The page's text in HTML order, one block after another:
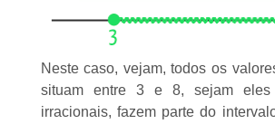
Neste caso, vejam, todos os
situam entre 3 e 8, sejam eles
irracionais, fazem parte do